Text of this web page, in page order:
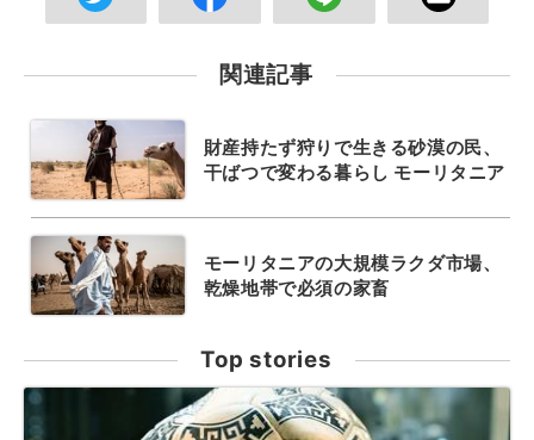
関連記事
財産持たず狩りで生きる砂漠の民、
干ばつで変わる暮らし モーリタニア
モーリタニアの大規模ラクダ市場、
乾燥地帯で必須の家畜
Top stories